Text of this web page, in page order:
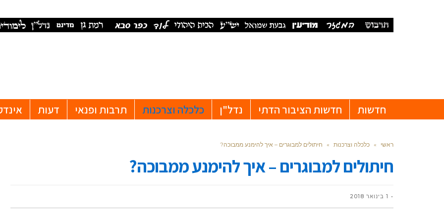
חדשות חדשות הציבור הדתי נדל"ן כלכלה וצרכנות תרבות ופנאי דעות
ראשי » כלכלה וצרכנות » חיתולים למבוגרים – איך להימנע ממבוכה?
חיתולים למבוגרים – איך להימנע ממבוכה?
1 בינואר 2018